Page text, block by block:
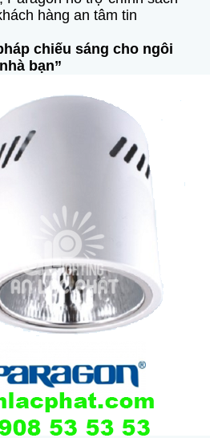
hàng an tâm tin
chiếu sáng cho ngôi
nhà bạn”